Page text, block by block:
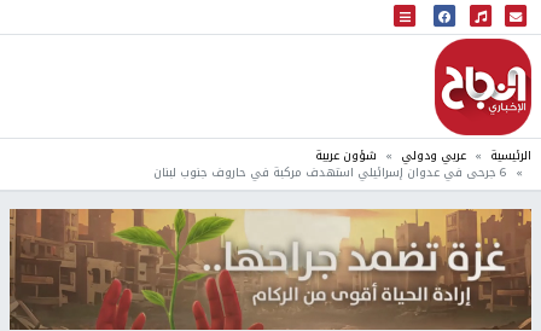
البث المباشر
إذاعة النجاح
الرئيسية عربي ودولي شؤون عربية
6 جرحى في عدوان إسرائيلي استهدف مركبة في حاروف جنوب لبنان